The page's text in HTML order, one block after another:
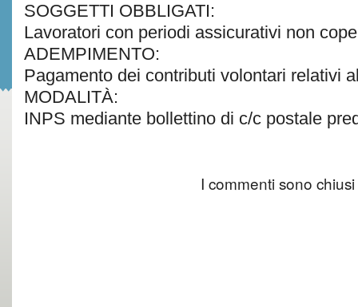
SOGGETTI OBBLIGATI:
Lavoratori con periodi assicurativi non
ADEMPIMENTO:
Pagamento dei contributi volontari relativi
MODALITÀ:
INPS mediante bollettino di c/c postale
I commenti sono chiusi